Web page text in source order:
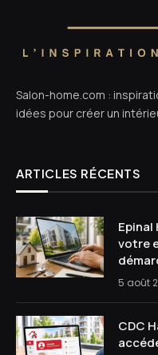
Salon-home.com :
idées pour créer un
ARTICLES RÉCENTS
votre
5 août
CDC